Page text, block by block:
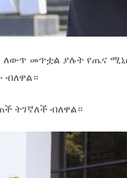
መጥቷል ያሉት የጤና
ብለዋል።
ትገኛለች ብለዋል።